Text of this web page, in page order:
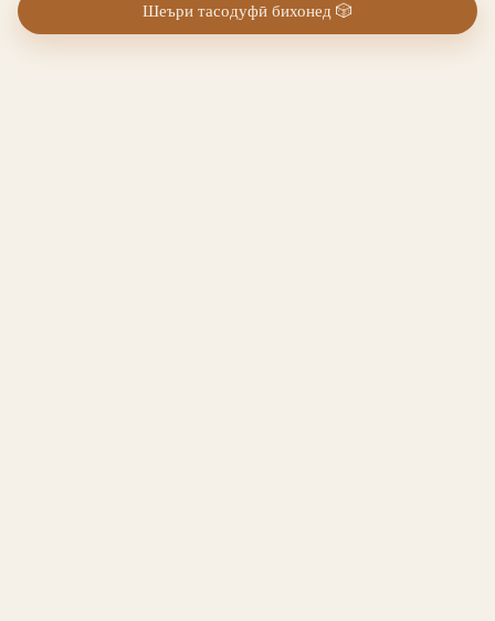
Шеъри тасодуфӣ бихонед 🎲